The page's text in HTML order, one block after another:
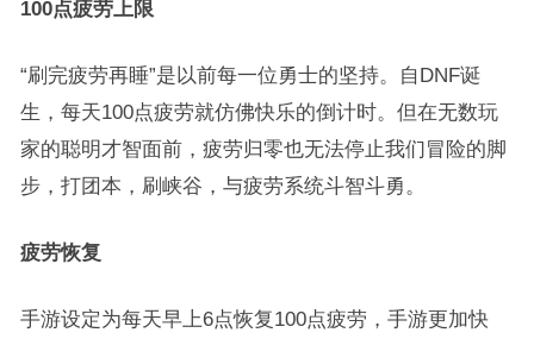
100点疲劳上限
“刷完疲劳再睡”是以前每一位勇士的坚持。自DNF诞
生，每天100点疲劳就仿佛快乐的倒计时。但在无数玩
家的聪明才智面前，疲劳归零也无法停止我们冒险的脚
步，打团本，刷峡谷，与疲劳系统斗智斗勇。
疲劳恢复
手游设定为每天早上6点恢复100点疲劳，手游更加快